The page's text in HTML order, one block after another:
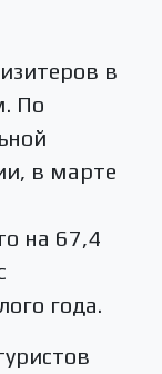
в
По
в марте
на 67,4
года.